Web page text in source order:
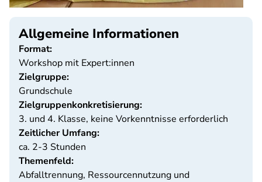
Allgemeine Informationen
Format:
Workshop mit Expert:innen
Zielgruppe:
Grundschule
Zielgruppenkonkretisierung:
3. und 4. Klasse, keine Vorkenntnisse erforderlich
Zeitlicher Umfang:
ca. 2-3 Stunden
Themenfeld:
Abfalltrennung, Ressourcennutzung und